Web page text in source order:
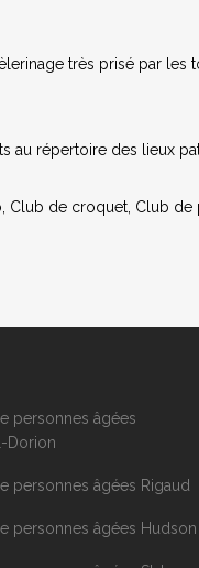
très prisé par les
au répertoire des lieux
Club de croquet, Club
personnes âgées
Dorion
personnes âgées Rigaud
personnes âgées Hudson